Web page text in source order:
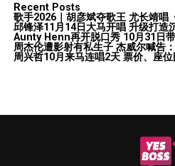
Recent Posts
歌手2026｜胡彦斌夺歌王 尤长靖唱
邱锋泽11月14日大马开唱 升级打造
Aunty Henn再开脱口秀 10月31日
周杰伦遭影射有私生子 杰威尔喊告
周兴哲10月来马连唱2天 票价、座位